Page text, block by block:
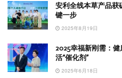
安利全线本草产品获
键一步
2025年8月19日
2025幸福新刚需：
活“催化剂”
2025年6月18日